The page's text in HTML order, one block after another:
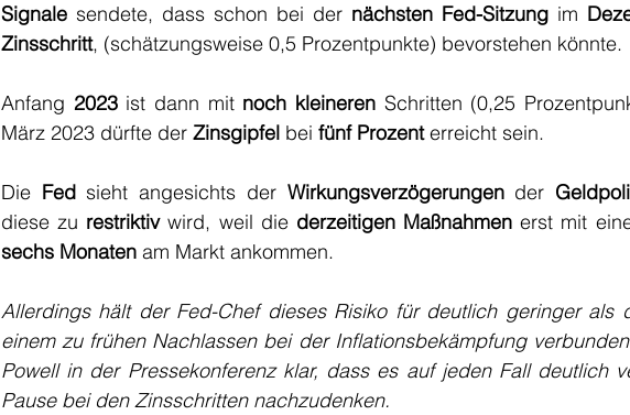
Signale sendete, dass schon bei der nächsten Fed-Sitzung im
Zinsschritt, (schätzungsweise 0,5 Prozentpunkte) bevorstehen könnte.
Anfang 2023 ist dann mit noch kleineren Schritten (0,25
März 2023 dürfte der Zinsgipfel bei fünf Prozent erreicht sein.
Die Fed sieht angesichts der Wirkungsverzögerungen der
diese zu restriktiv wird, weil die derzeitigen Maßnahmen erst mit
sechs Monaten am Markt ankommen.
Allerdings hält der Fed-Chef dieses Risiko für deutlich geringer als
einem zu frühen Nachlassen bei der Inflationsbekämpfung
Powell in der Pressekonferenz klar, dass es auf jeden Fall deutlich
Pause bei den Zinsschritten nachzudenken.